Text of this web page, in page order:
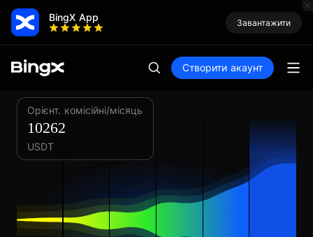
BingX App Завантажити
Створити акаунт
Орієнт. комісійні/місяць
10262
USDT